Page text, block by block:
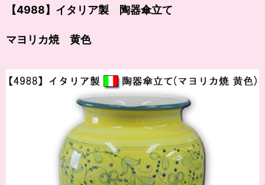
【4988】イタリア製 陶器傘立て
マヨリカ焼 黄色